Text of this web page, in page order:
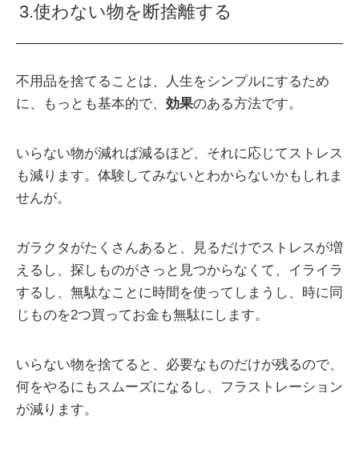
3.使わない物を断捨離する
不用品を捨てることは、人生をシンプルにするため
に、もっとも基本的で、 効果のある方法です。
いらない物が減れば減るほど、それに応じてストレス
も減ります。体験してみないとわからないかもしれま
せんが。
ガラクタがたくさんあると、見るだけでストレスが増
えるし、探しものがさっと見つからなくて、イライラ
するし、無駄なことに時間を使ってしまうし、時に同
じものを2つ買ってお金も無駄にします。
いらない物を捨てると、必要なものだけが残るので、
何をやるにもスムーズになるし、フラストレーション
が減ります。